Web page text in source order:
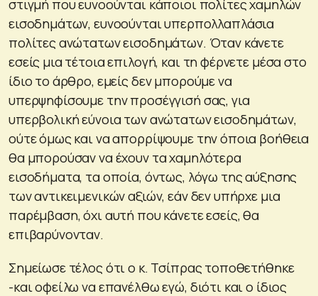
στιγμή που ευνοούνται κάποιοι πολίτες χαμηλών
εισοδημάτων, ευνοούνται υπερπολλαπλάσια
πολίτες ανώτατων εισοδημάτων. Όταν κάνετε
εσείς μια τέτοια επιλογή, και τη φέρνετε μέσα στο
ίδιο το άρθρο, εμείς δεν μπορούμε να
υπερψηφίσουμε την προσέγγισή σας, για
υπερβολική εύνοια των ανώτατων εισοδημάτων,
ούτε όμως και να απορρίψουμε την όποια βοήθεια
θα μπορούσαν να έχουν τα χαμηλότερα
εισοδήματα, τα οποία, όντως, λόγω της αύξησης
των αντικειμενικών αξιών, εάν δεν υπήρχε μια
παρέμβαση, όχι αυτή που κάνετε εσείς, θα
επιβαρύνονταν.
Σημείωσε τέλος ότι ο κ. Τσίπρας τοποθετήθηκε
-και οφείλω να επανέλθω εγώ, διότι και ο ίδιος